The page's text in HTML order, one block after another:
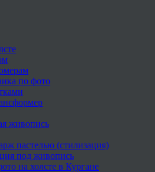
по фото
живопись
пастелью (стилизация)
под живопись
на холсте в Кургане